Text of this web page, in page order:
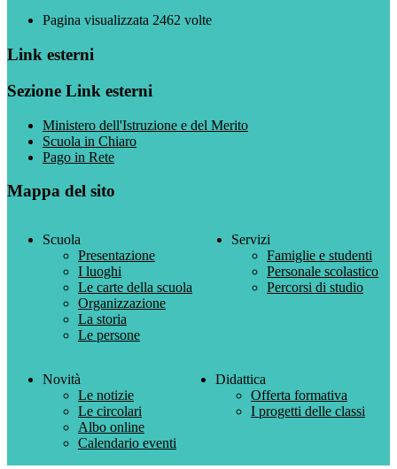
Pagina visualizzata 2462 volte
Link esterni
Sezione Link esterni
Ministero dell'Istruzione e del Merito
Scuola in Chiaro
Pago in Rete
Mappa del sito
Scuola
Presentazione
I luoghi
Le carte della scuola
Organizzazione
La storia
Le persone
Servizi
Famiglie e studenti
Personale scolastico
Percorsi di studio
Novità
Le notizie
Le circolari
Albo online
Calendario eventi
Didattica
Offerta formativa
I progetti delle classi